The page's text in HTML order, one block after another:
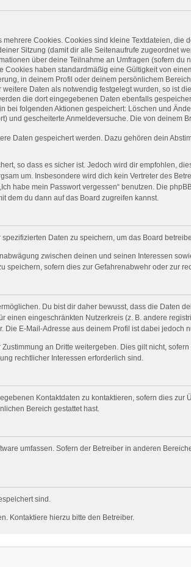
Cookies. Cookies sind kleine Textdateien,
Sitzung (damit dir alle Seitenaufrufe zugeordnet
über deine Teilnahme an Umfragen (sofern
haben standardmäßig eine Gültigkeit von
in deinem Profil oder deinem persönlichem
Daten als notwendig festgelegt wurden, so ist
die dort eingegebenen Daten ebenfalls
bei folgenden Aktionen gespeichert: Löschen und
und gescheiterte Anmeldeversuche. Die von deinem
Daten gespeichert werden. Dazu gehören dein
so dass es sicher ist. Jedoch wird dir empfohlen,
um. Insbesondere wird dich kein Vertreter des
habe mein Passwort vergessen“ benutzen. Die
dem du dann auf das Board zugreifen kannst.
Daten zu speichern, um das Board
zwischen deinen und seinen Interessen
sofern dies zur Gefahrenabwehr oder zur
Du bist dir daher bewusst, dass die Daten
eingeschränkten Nutzerkreis (z. B. andere
E-Mail-Adresse aus deinem Profil ist dabei
an Dritte weitergeben. Dies gilt nicht,
rechtlicher Interessen erforderlich sind.
Kontaktdaten zu kontaktieren, sofern dies
Bereich gestattet hast.
umfassen. Sofern der Betreiber in anderen
sind.
Kontaktiere hierzu bitte den Betreiber.